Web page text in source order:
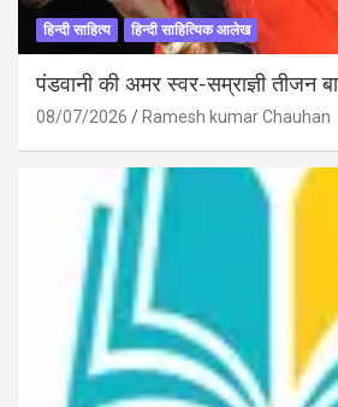
हिन्दी साहित्य हिन्दी साहित्यिक आलेख
पंडवानी की अमर स्वर-सम्राज्ञी तीजन
08/07/2026 Ramesh kumar Chauhan